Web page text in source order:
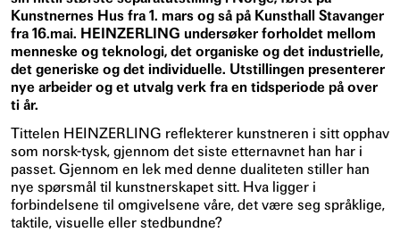
Kunstnernes Hus fra 1. mars og så på Kunsthall Stavanger
fra 16.mai. HEINZERLING undersøker forholdet mellom
menneske og teknologi, det organiske og det industrielle,
det generiske og det individuelle. Utstillingen presenterer
nye arbeider og et utvalg verk fra en tidsperiode på over
ti år.
Tittelen HEINZERLING reflekterer kunstneren i sitt opphav
som norsk-tysk, gjennom det siste etternavnet han har i
passet. Gjennom en lek med denne dualiteten stiller han
nye spørsmål til kunstnerskapet sitt. Hva ligger i
forbindelsene til omgivelsene våre, det være seg språklige,
taktile, visuelle eller stedbundne?